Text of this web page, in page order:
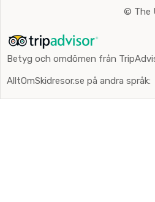
© The
Betyg och omdömen från
AlltOmSkidresor.se på andra språk: